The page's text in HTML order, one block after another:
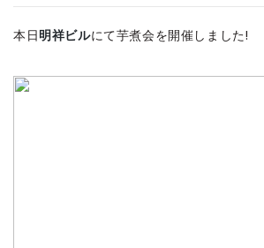
本日明祥ビルにて芋煮会を開催しました!